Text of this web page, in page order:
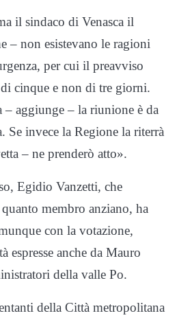
il sindaco di Venasca il
– non esistevano le ragioni
per cui il preavviso
cinque e non di tre giorni.
– aggiunge – la riunione è da
Se invece la Regione la riterrà
– ne prenderò atto».
Egidio Vanzetti, che
membro anziano, ha
con la votazione,
espresse anche da Mauro
della valle Po.
della Città metropolitana